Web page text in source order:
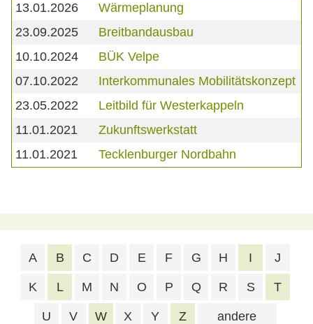
13.01.2026
Wärmeplanung
23.09.2025
Breitbandausbau
10.10.2024
BÜK Velpe
07.10.2022
Interkommunales Mobilitätskonzept
23.05.2022
Leitbild für Westerkappeln
11.01.2021
Zukunftswerkstatt
11.01.2021
Tecklenburger Nordbahn
A B C D E F G H I J
K L M N O P Q R S T
U V W X Y Z andere